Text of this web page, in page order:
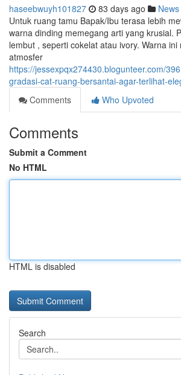
haseebwuyh101827 83 days ago News
Untuk ruang tamu Bapak/Ibu terasa lebih
warna dinding memegang arti yang krusial.
lembut , seperti cokelat atau ivory. Warna
atmosfer
https://jessexpqx274430.blogunteer.com/
gradasi-cat-ruang-bersantai-agar-terlihat-
Comments
Who Upvoted
Comments
Submit a Comment
No HTML
HTML is disabled
Search